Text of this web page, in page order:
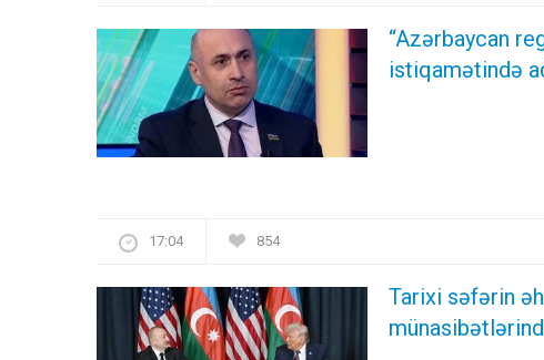
“Azərbaycan
istiqamətində
17:04 854
Tarixi səfərin